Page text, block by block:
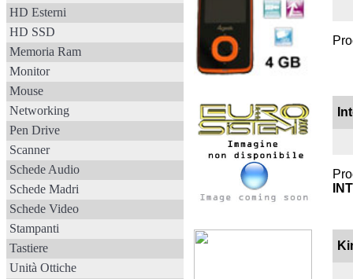
HD Esterni
HD SSD
Memoria Ram
Monitor
Mouse
Networking
Pen Drive
Scanner
Schede Audio
Schede Madri
Schede Video
Stampanti
Tastiere
Unità Ottiche